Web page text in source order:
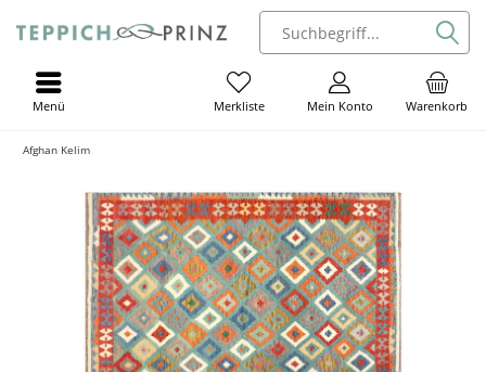
Warenkorb
Mein Konto
Merkliste
Menü
Afghan Kelim